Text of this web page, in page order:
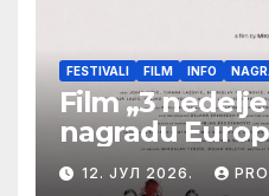
FESTIVALI FILM INFO
Film „3
nagradu
Label na
12. ЈУЛ 2026.